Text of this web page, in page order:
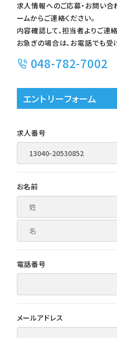
ご利用の流れ
よくある質問
運営会社情報
プライバシーポリシー
求人情報へのご応募・お問い合
ームからご連絡ください。
内容確認して、担当者よりご連絡
お急ぎの場合は、お電話でも受
048-782-7002
エントリーフォーム
求人番号
お名前
電話番号
メールアドレス